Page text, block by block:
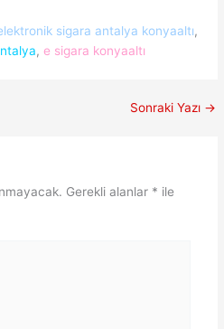
sigara antalya konyaaltı,
,e sigara konyaaltı
Sonraki Yazı →
Gerekli alanlar * ile